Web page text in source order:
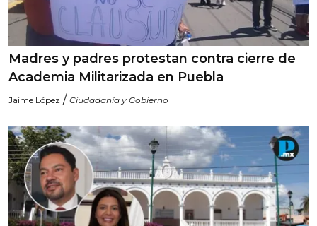
Madres y padres protestan contra cierre de
Academia Militarizada en Puebla
Jaime López / Ciudadanía y Gobierno